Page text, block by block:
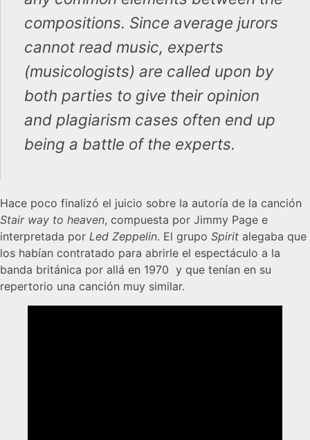
compositions. Since average jurors
cannot read music, experts
(musicologists) are called upon by
both parties to give their opinion
and plagiarism cases often end up
being a battle of the experts.
Hace poco finalizó el juicio sobre la autoría de la canción
Stair way to heaven, compuesta por Jimmy Page e
interpretada por Led Zeppelin. El grupo Spirit alegaba que
los habían contratado para abrirle el espectáculo a la
banda británica por allá en 1970 y que tenían en su
repertorio una canción muy similar.